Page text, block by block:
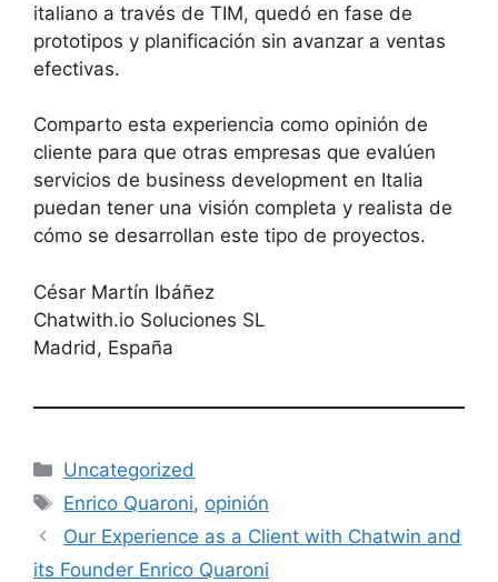
italiano a través de TIM, quedó en fase de
prototipos y planificación sin avanzar a ventas
efectivas.
Comparto esta experiencia como opinión de
cliente para que otras empresas que evalúen
servicios de business development en Italia
puedan tener una visión completa y realista de
cómo se desarrollan este tipo de proyectos.
César Martín Ibáñez
Chatwith.io Soluciones SL
Madrid, España
Categories
Uncategorized
Tags
Enrico Quaroni, opinión
Our Experience as a Client with Chatwin and
its Founder Enrico Quaroni